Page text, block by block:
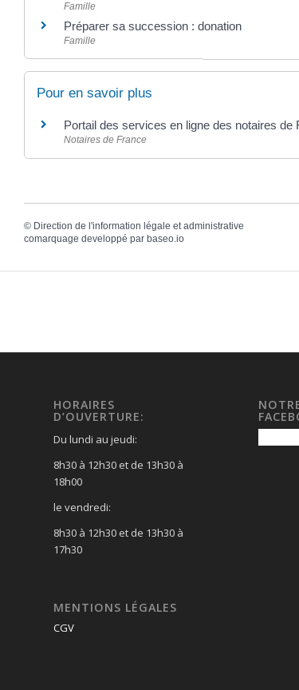
Famille
Préparer sa succession : donation
Famille
Pour en savoir plus
Portail des services en ligne des notaires de
Notaires de France
© Direction de l'information légale et administrative
comarquage developpé par baseo.io
HORAIRES
D’OUVERTURE:
Du lundi au jeudi:
8h30 à 12h30 et de 13h30 à
18h00
le vendredi:
8h30 à 12h30 et de 13h30 à
17h30
MENTIONS LÉGALES
CGV